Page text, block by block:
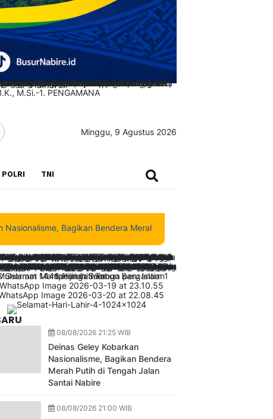
Minggu, 9 Agustus 2026
POLRI TNI
Bagikan Bendera Merah Putih di Tengah Jalan Santai Nabire
08/08/2026 21:25 WIB
Deinas Geley Kobarkan
Nasionalisme, Bagikan Bendera
Merah Putih di Tengah Jalan
Santai Nabire
08/08/2026 21:00 WIB